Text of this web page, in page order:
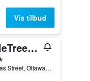
Vis tilbud
DoubleTree by Hilton Ottawa Downtown
33 Nicholas Street, Ottawa, ON, Canada